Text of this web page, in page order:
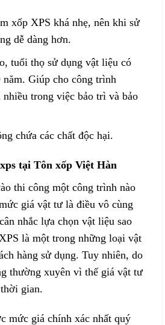
xốp XPS khá nhẹ, nên khi sử
dễ dàng hơn.
tuổi thọ sử dụng vật liệu có
năm. Giúp cho công trình
nhiều trong việc bảo trì và bảo
chứa các chất độc hại.
tại Tôn xốp Việt Hàn
thi công một công trình nào
giá vật tư là điều vô cùng
nhắc lựa chọn vật liệu sao
là một trong những loại vật
hàng sử dụng. Tuy nhiên, do
thường xuyên vì thế giá vật tư
gian.
mức giá chính xác nhất quý